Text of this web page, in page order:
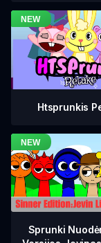
Htsprunkis
Sprunki